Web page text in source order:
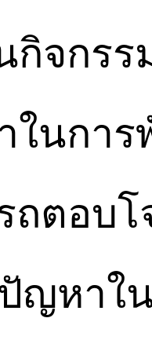
กิจกร
ในกา
ถตอบ
ญหาใ